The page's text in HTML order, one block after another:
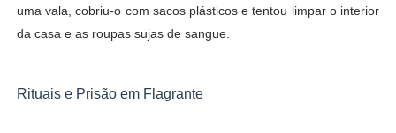
uma vala, cobriu-o com sacos plásticos e tentou limpar o interior
da casa e as roupas sujas de sangue.
Rituais e Prisão em Flagrante